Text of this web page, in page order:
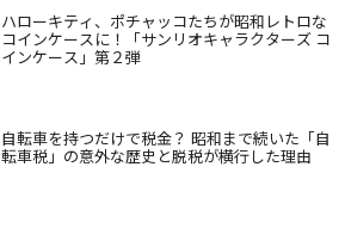
ハローキティ、ポチャッコたちが昭和レトロな
コインケースに！「サンリオキャラクターズ コ
インケース」第２弾
自転車を持つだけで税金？ 昭和まで続いた「自
転車税」の意外な歴史と脱税が横行した理由